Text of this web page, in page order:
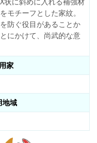
モチーフとした家紋。
防ぐ役目があることか
にかけて、尚武的な意
家
地域